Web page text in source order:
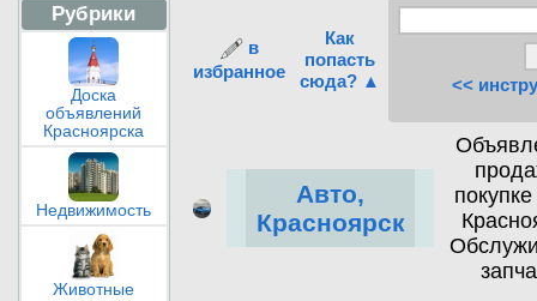
Рубрики
Доска
объявлений
Красноярска
Недвижимость
Животные
в
избранное
Как
попасть
сюда? ▲
<<
Авто,
Красноярск